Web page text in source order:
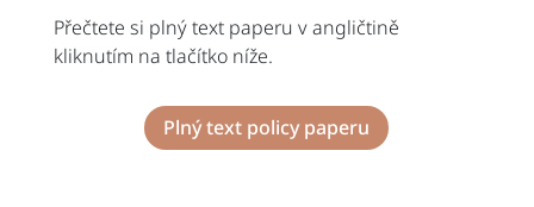
Přečtete si plný text paperu v angličtině
kliknutím na tlačítko níže.
Plný text policy paperu